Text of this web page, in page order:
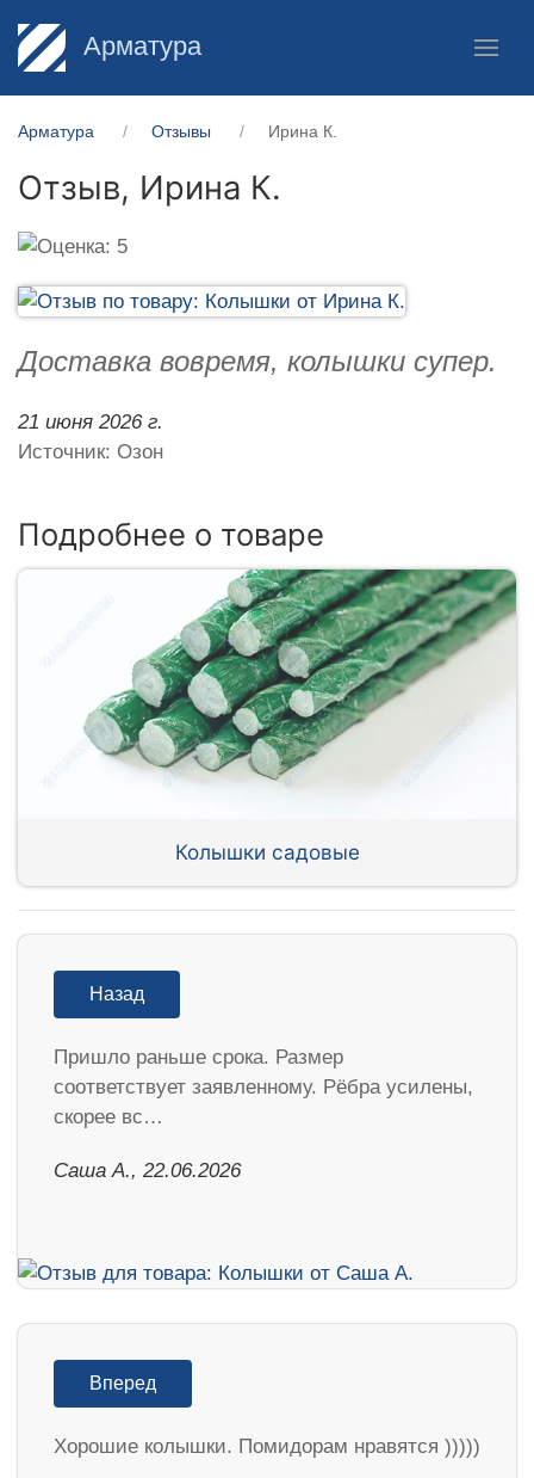
Арматура
Арматура Отзывы Ирина К.
Отзыв, Ирина К.
Доставка вовремя, колышки супер.
21 июня 2026 г.
Источник: Озон
Подробнее о товаре
Колышки садовые
Назад
Пришло раньше срока. Размер
соответствует заявленному. Рёбра усилены,
скорее вс…
Саша А., 22.06.2026
Вперед
Хорошие колышки. Помидорам нравятся )))))